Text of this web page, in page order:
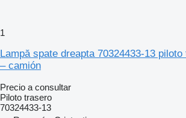
1
Lampă spate dreapta 70324433-13
– camión
Precio a consultar
Piloto trasero
70324433-13